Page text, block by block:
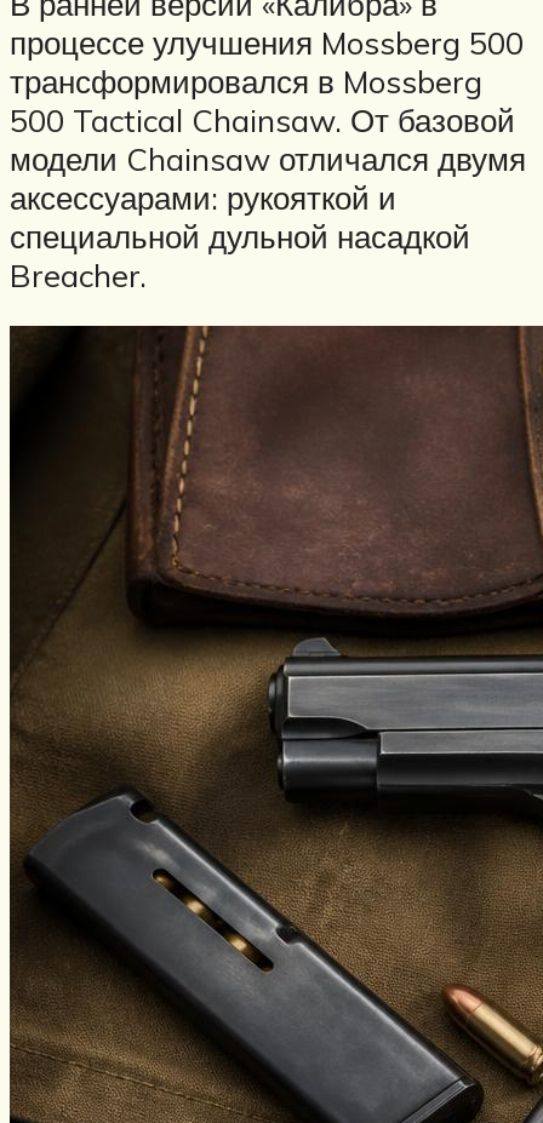
процессе улучшения Mossberg 500
трансформировался в Mossberg
500 Tactical Chainsaw. От базовой
модели Chainsaw отличался двумя
аксессуарами: рукояткой и
специальной дульной насадкой
Breacher.